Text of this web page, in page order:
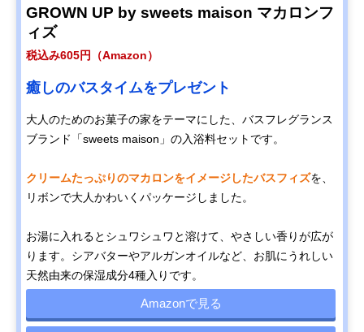
GROWN UP by sweets maison マカロンフ
ィズ
税込み605円（Amazon）
癒しのバスタイムをプレゼント
大人のためのお菓子の家をテーマにした、バスフレグランス
ブランド「sweets maison」の入浴料セットです。
クリームたっぷりのマカロンをイメージしたバスフィズを、
リボンで大人かわいくパッケージしました。
お湯に入れるとシュワシュワと溶けて、やさしい香りが広が
ります。シアバターやアルガンオイルなど、お肌にうれしい
天然由来の保湿成分4種入りです。
Amazonで見る